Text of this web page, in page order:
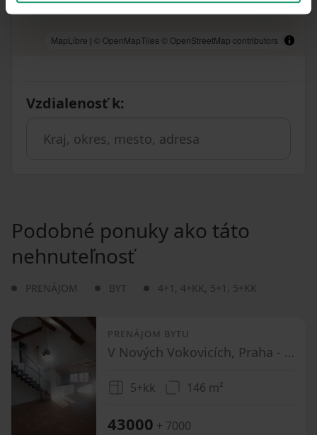
MapLibre | © OpenMapTiles © OpenStreetMap contributors
Vzdialenosť k:
Podobné ponuky ako táto
nehnuteľnosť
PRENÁJOM BYT 4+1 , 4+KK, 5+1 , 5+KK
PRENÁJOM BYTU
V Nových Vokovicích, Praha - Vokovice
5+kk 146 m²
43000 + 7000